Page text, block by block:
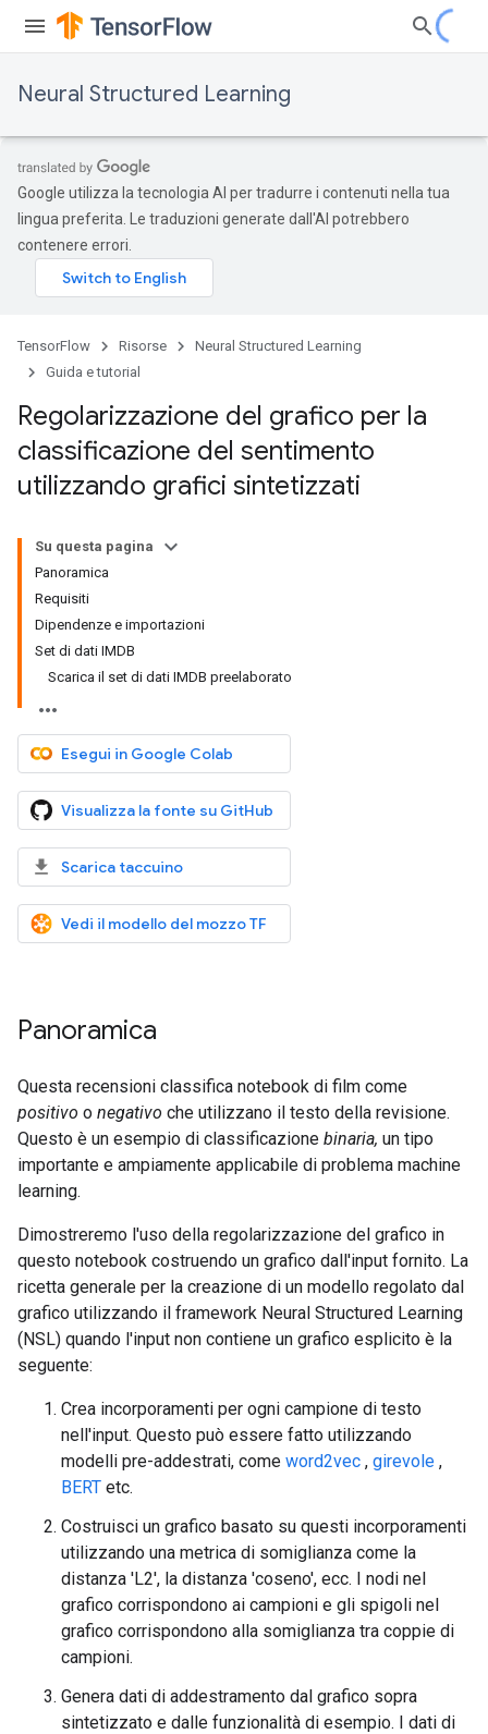
Neural Structured Learning
Google utilizza la tecnologia AI per tradurre i contenuti nella tua
lingua preferita. Le traduzioni generate dall'AI potrebbero
contenere errori.
TensorFlow Risorse
Neural Structured Learning
Guida e tutorial
Regolarizzazione del grafico per la
classificazione del sentimento
utilizzando grafici sintetizzati
Su questa pagina
Panoramica
Requisiti
Dipendenze e importazioni
Set di dati IMDB
Scarica il set di dati IMDB preelaborato
Esegui in Google Colab
Visualizza la fonte su GitHub
Scarica taccuino
Vedi il modello del mozzo TF
Panoramica
Questa recensioni classifica notebook di film come
positivo o negativo che utilizzano il testo della revisione.
Questo è un esempio di classificazione binaria, un tipo
importante e ampiamente applicabile di problema machine
learning.
Dimostreremo l'uso della regolarizzazione del grafico in
questo notebook costruendo un grafico dall'input fornito. La
ricetta generale per la creazione di un modello regolato dal
grafico utilizzando il framework Neural Structured Learning
(NSL) quando l'input non contiene un grafico esplicito è la
seguente:
Crea incorporamenti per ogni campione di testo
nell'input. Questo può essere fatto utilizzando
modelli pre-addestrati, come word2vec , girevole ,
BERT etc.
Costruisci un grafico basato su questi incorporamenti
utilizzando una metrica di somiglianza come la
distanza 'L2', la distanza 'coseno', ecc. I nodi nel
grafico corrispondono ai campioni e gli spigoli nel
grafico corrispondono alla somiglianza tra coppie di
campioni.
Genera dati di addestramento dal grafico sopra
sintetizzato e dalle funzionalità di esempio. I dati di